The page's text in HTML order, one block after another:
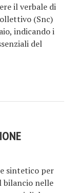
il verbale di
(Snc)
indicando i
del
sintetico per
bilancio nelle